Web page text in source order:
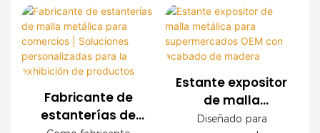
<000000>
Durable Retail
Display Racks
display and space
management, offering
a blend of
functionality,
durability, and
aesthetic appeal that
caters to the dynamic
needs of modern
Stores
space-efficient storage
solution designed to
maximize product
visibility, improve
customer flow, and
enhance retail
efficiency. Engineered
for high-traffic
Fabricante de
estanterías de
Estante expositor
de malla
metálica para
Diseñado para